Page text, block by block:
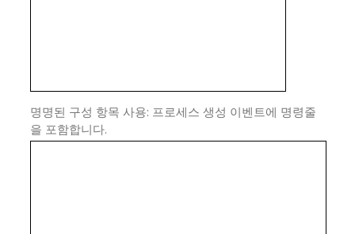
명명된 구성 항목 사용: 프로세스 생성 이벤트에 명령줄
을 포함합니다.